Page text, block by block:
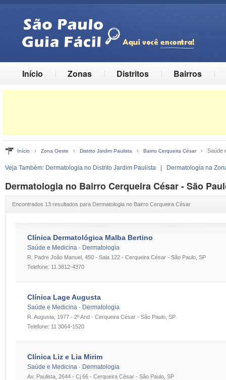
Início Zonas Distritos Bairros
Início › Zona Oeste › Distrito Jardim Paulista › Bairro Cerqueira César› Saúde e
Veja Também: Dermatologia no Distrito Jardim Paulista Dermatologia na
Dermatologia no Bairro Cerqueira César - São
Encontrados 13 resultados para Dermatologia no Bairro Cerqueira César
Clínica Dermatológica Malba Bertino
Saúde e Medicina - Dermatologia
R. Padre João Manuel, 450 - Sala 122 - Cerqueira César - São Paulo, SP
Telefone: 11 3812-4370
Clínica Lage Augusta
Saúde e Medicina - Dermatologia
R. Augusta, 1977 - 2º And - Cerqueira César - São Paulo, SP
Telefone: 11 3064-1520
Clínica Liz e Lia Mirim
Saúde e Medicina - Dermatologia
Av. Paulista, 2644 - Cj 66 - Cerqueira César - São Paulo, SP